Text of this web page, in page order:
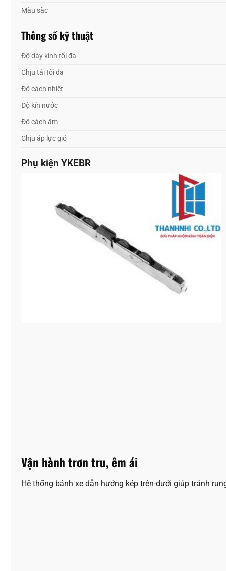
Màu sắc
Thông số kỹ thuật
Độ dày kính tối đa
Chịu tải tối đa
Độ cách nhiệt
Độ kín nước
Độ cách âm
Chịu áp lực gió
Phụ kiện YKEBR
Vận hành trơn tru, êm ái
Hệ thống bánh xe dẫn hướng kép trên-dưới giúp tránh